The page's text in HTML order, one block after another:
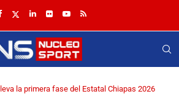
la primera fase del Estatal Chiapas 2026